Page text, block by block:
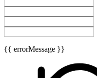
{{ errorMessage }}